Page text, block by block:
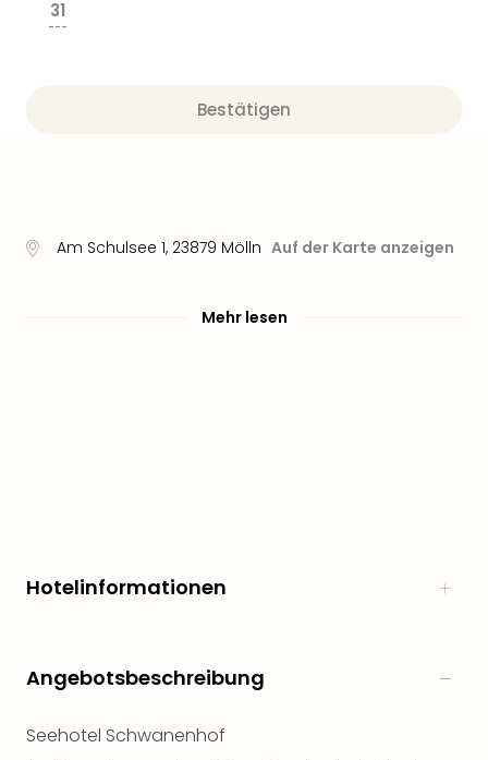
31
---
Bestätigen
Am Schulsee 1, 23879 Mölln Auf der Karte anzeigen
Mehr lesen
Hotelinformationen
Angebotsbeschreibung
Seehotel Schwanenhof